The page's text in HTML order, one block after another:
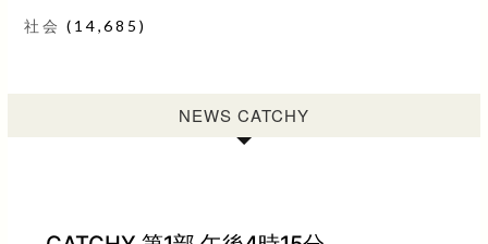
社会 (14,685)
NEWS CATCHY